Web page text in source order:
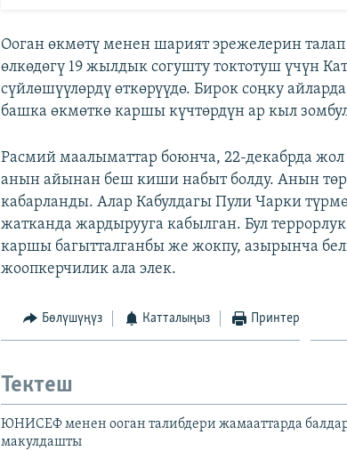
Ооган өкмөтү менен шарият эрежелерин
өлкөдөгү 19 жылдык согушту токтотуш үчүн
сүйлөшүүлөрдү өткөрүүдө. Бирок соңку
башка өкмөткө каршы күчтөрдүн ар кыл
Расмий маалыматтар боюнча, 22-декабрда
анын айынан беш киши набыт болду. Анын
кабарланды. Алар Кабулдагы Пули Чарки
жатканда жардырууга кабылган. Бул
каршы багытталганбы же жокпу, азырынча
жоопкерчилик ала элек.
Бөлүшүңүз Катталыңыз Принтер
Тектеш
ЮНИСЕФ менен ооган талибдери жамааттарда
макулдашты